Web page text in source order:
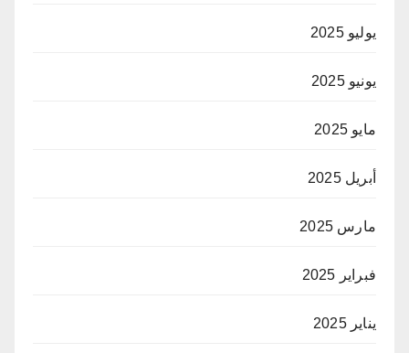
يوليو 2025
يونيو 2025
مايو 2025
أبريل 2025
مارس 2025
فبراير 2025
يناير 2025